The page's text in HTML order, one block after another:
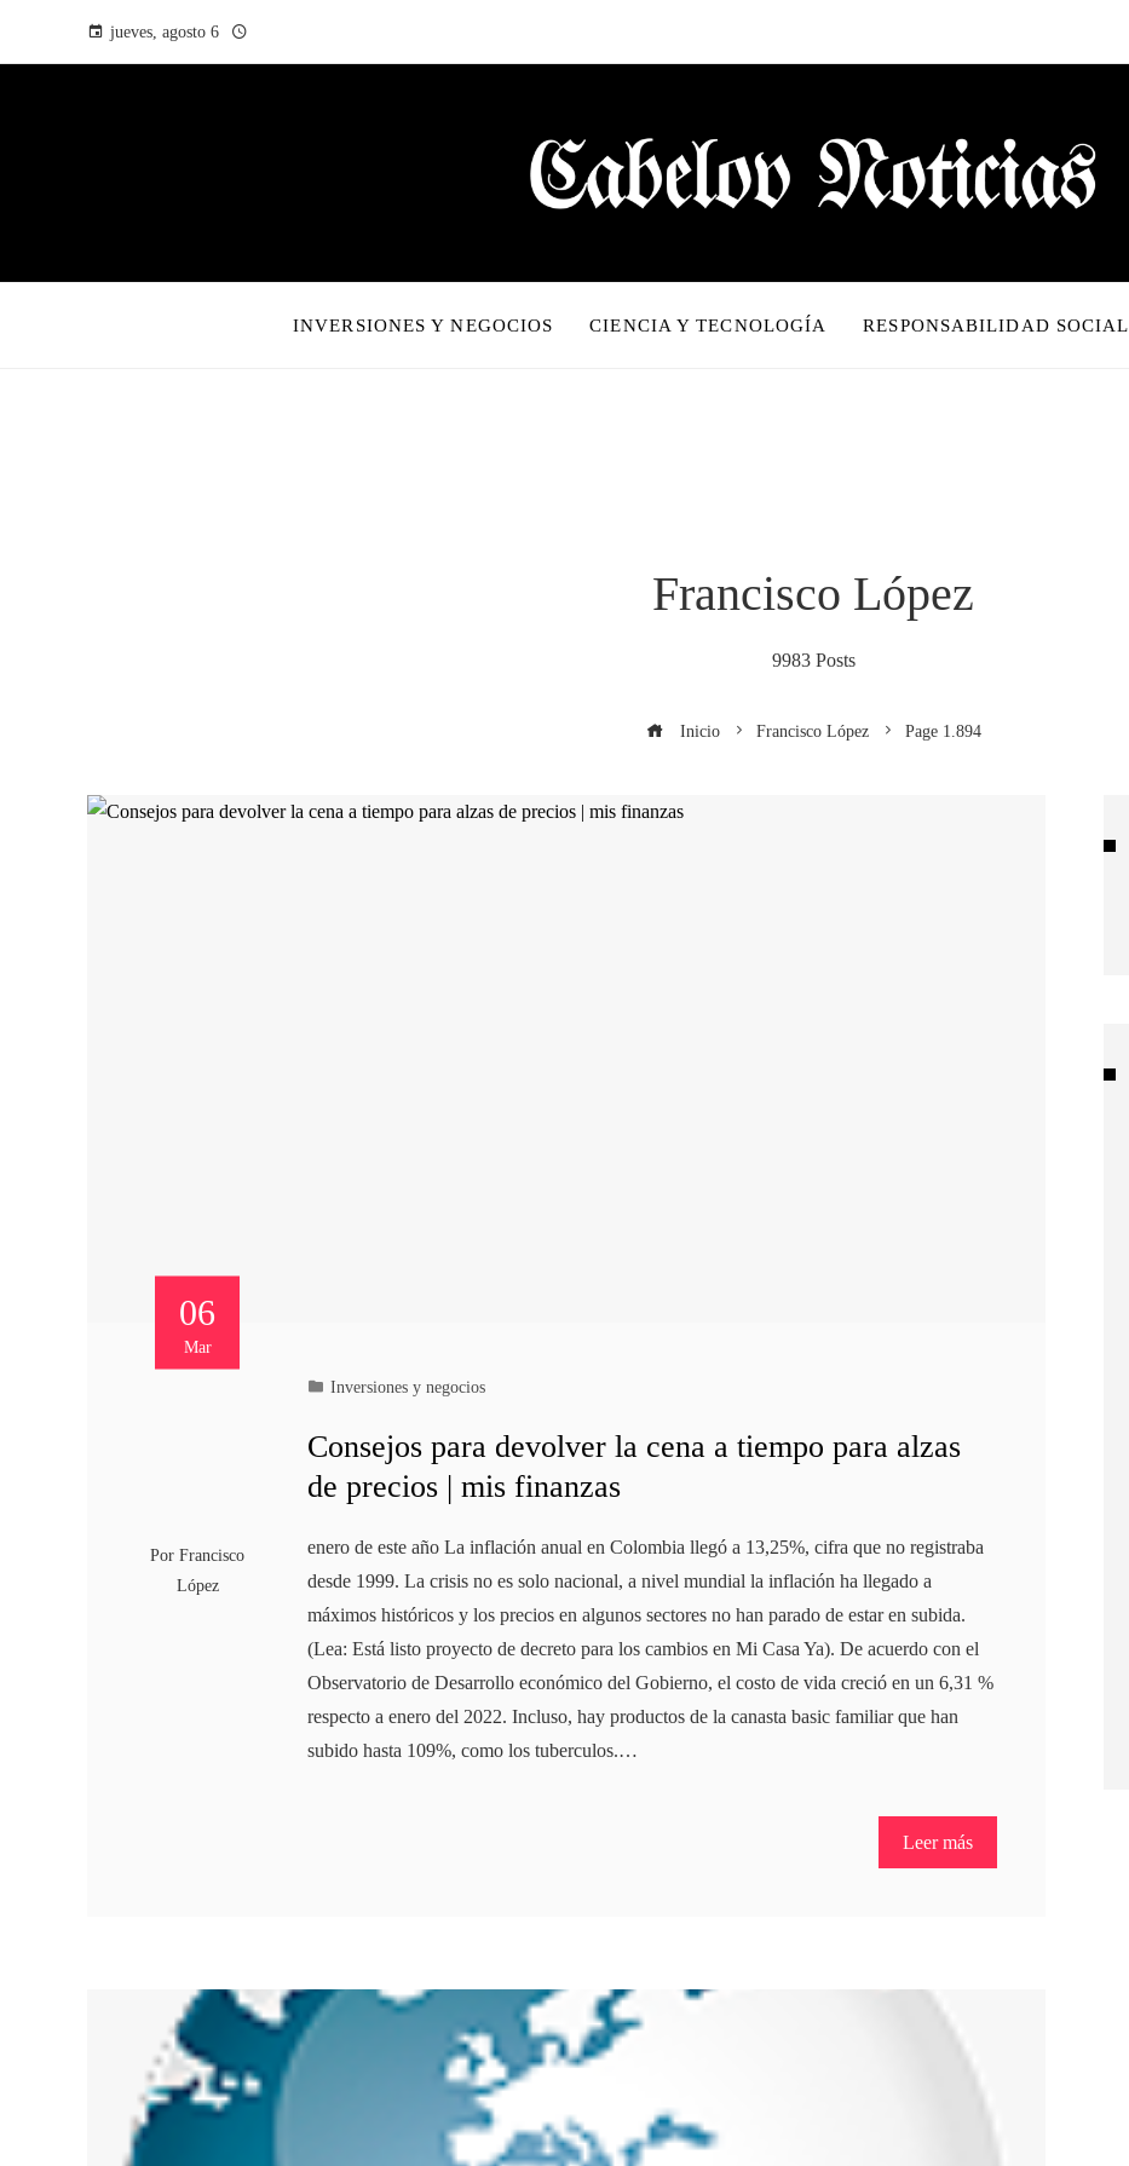
jueves, agosto 6
INVERSIONES Y NEGOCIOS CIENCIA Y TECNOLOGÍA RESPONSABILIDAD SOCIAL
Francisco López
9983 Posts
Inicio Francisco López Page 1.894
06
Mar
PorFrancisco
López
Inversiones y negocios
Consejos para devolver la cena a tiempo para alzas
de precios | mis finanzas
enero de este año La inflación anual en Colombia llegó a 13,25%, cifra que no registraba
desde 1999. La crisis no es solo nacional, a nivel mundial la inflación ha llegado a
máximos históricos y los precios en algunos sectores no han parado de estar en subida.
(Lea: Está listo proyecto de decreto para los cambios en Mi Casa Ya). De acuerdo con el
Observatorio de Desarrollo económico del Gobierno, el costo de vida creció en un 6,31 %
respecto a enero del 2022. Incluso, hay productos de la canasta basic familiar que han
subido hasta 109%, como los tuberculos.…
Leer más